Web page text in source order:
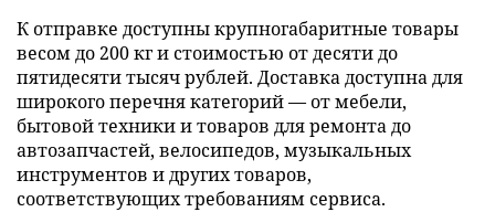
К отправке доступны крупногабаритные товары
весом до 200 кг и стоимостью от десяти до
пятидесяти тысяч рублей. Доставка доступна для
широкого перечня категорий — от мебели,
бытовой техники и товаров для ремонта до
автозапчастей, велосипедов, музыкальных
инструментов и других товаров,
соответствующих требованиям сервиса.